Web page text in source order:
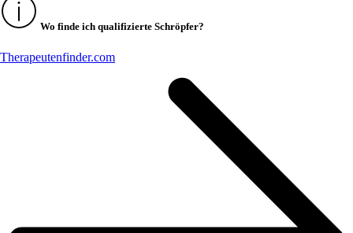
Wo finde ich qualifizierte Schröpfer?
Therapeutenfinder.com